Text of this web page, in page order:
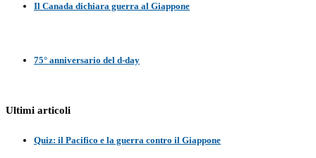
Il Canada dichiara guerra al Giappone
75° anniversario del d-day
Ultimi articoli
Quiz: il Pacifico e la guerra contro il Giappone